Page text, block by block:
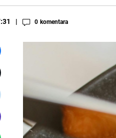
0 komentara